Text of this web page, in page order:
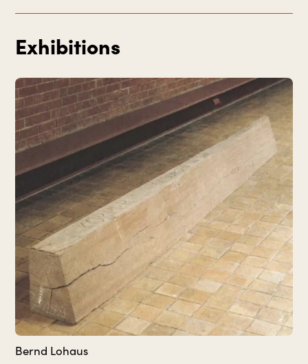
Exhibitions
Bernd Lohaus